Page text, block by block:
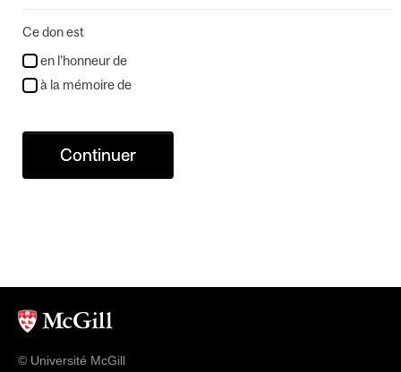
Ce don est
en l’honneur de
à la mémoire de
Continuer
© Université McGill